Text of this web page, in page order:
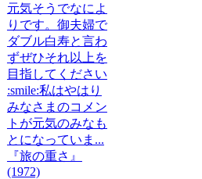
元気そうでなによ
りです。御夫婦で
ダブル白寿と言わ
ずぜひそれ以上を
目指してください
:smile:私はやはり
みなさまのコメン
トが元気のみなも
とになっていま...
『旅の重さ』
(1972)